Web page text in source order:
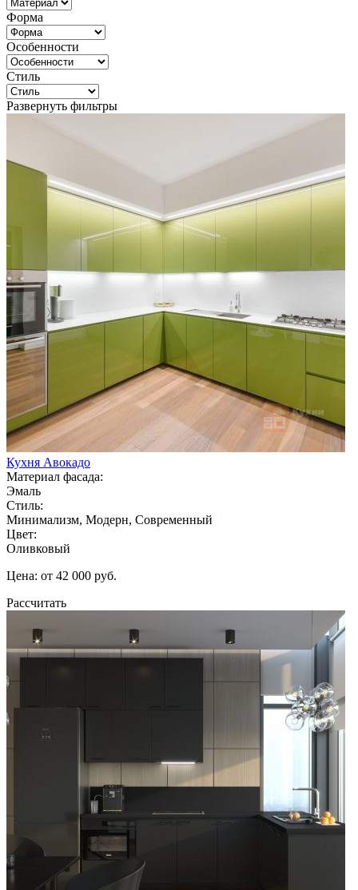
Форма
Особенности
Стиль
Развернуть фильтры
Кухня Авокадо
Материал фасада:
Эмаль
Стиль:
Минимализм, Модерн, Современный
Цвет:
Оливковый
Цена: от 42 000 руб.
Рассчитать